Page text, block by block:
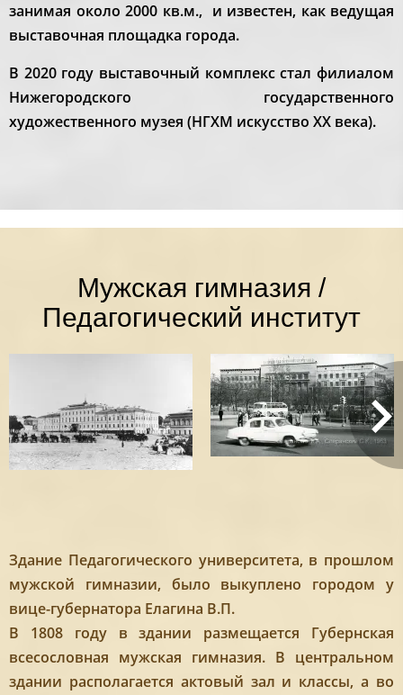
занимая около 2000 кв.м., и известен, как ведущая
выставочная площадка города.
В 2020 году выставочный комплекс стал филиалом
Нижегородского государственного
художественного музея (НГХМ искусство XX века).
Мужская гимназия /
Педагогический институт
Здание Педагогического университета, в прошлом
мужской гимназии, было выкуплено городом у
вице-губернатора Елагина В.П.
В 1808 году в здании размещается Губернская
всесословная мужская гимназия. В центральном
здании располагается актовый зал и классы, а во